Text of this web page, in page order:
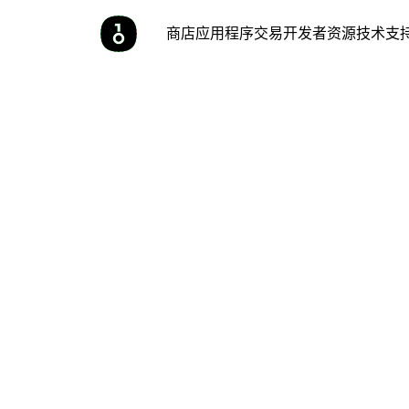
商店应用程序交易开发者资源技术支